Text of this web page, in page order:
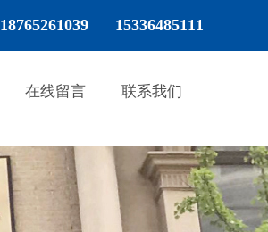
18765261039 15336485111
在线留言 联系我们